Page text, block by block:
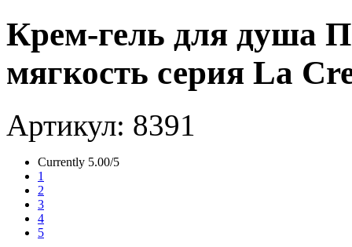
Крем-гель для душа
мягкость серия La
Артикул: 8391
Currently 5.00/5
1
2
3
4
5